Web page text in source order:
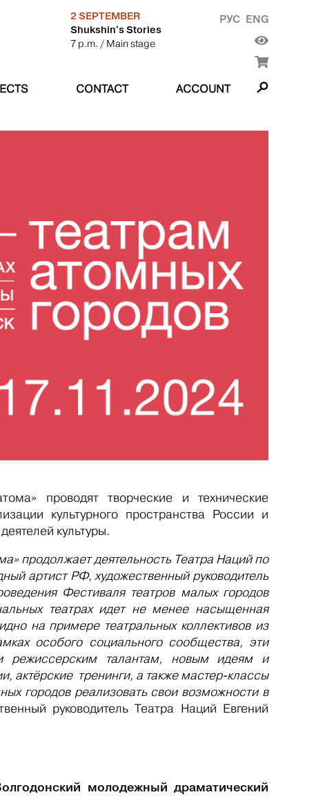
2 SEPTEMBER
Shukshin's Stories
7 p.m. / Main stage
РУС ENG
CONTACT ACCOUNT
» проводяттворческие и технические
культурного пространства России и
культуры.
» продолжает деятельность Театра Наций по
артист РФ, художественный руководитель
дения Фестиваля театров малых городов
театрах идет не менее насыщенная
на примере театральных коллективов из
особого социального сообщества, эти
режиссерским талантам, новым идеям и
актёрские тренинги, а также мастер-классы
городов реализовать свои возможности в
руководитель Театра Наций Евгений
молодежный драматический